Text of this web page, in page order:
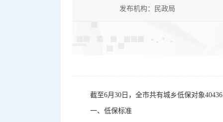
发布机构：民政局
截至6月30日，全市共有城乡低保对象
一、低保标准